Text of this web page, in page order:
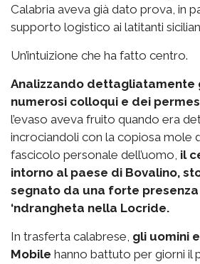
Calabria aveva già dato prova, in
supporto logistico ai latitanti
Un’intuizione che ha fatto centro.
Analizzando dettagliatamente
numerosi colloqui e dei
l’evaso aveva fruito quando era
incrociandoli con la copiosa mole
fascicolo personale dell’uomo, il
intorno al paese di Bovalino,
segnato da una forte
‘ndrangheta nella Locride.
In trasferta calabrese, gli uomini
Mobile hanno battuto per giorni il